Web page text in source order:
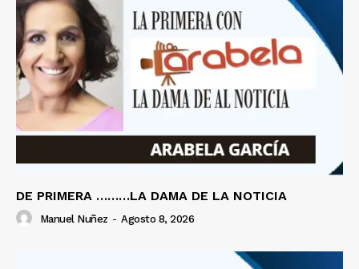
DE PRIMERA ………LA DAMA DE LA NOTICIA
Manuel Nuñez - Agosto 8, 2026